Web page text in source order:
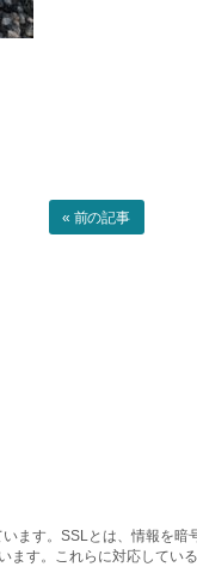
« 前の記事
ます。SSLとは、情報を
ます。これらに対応して